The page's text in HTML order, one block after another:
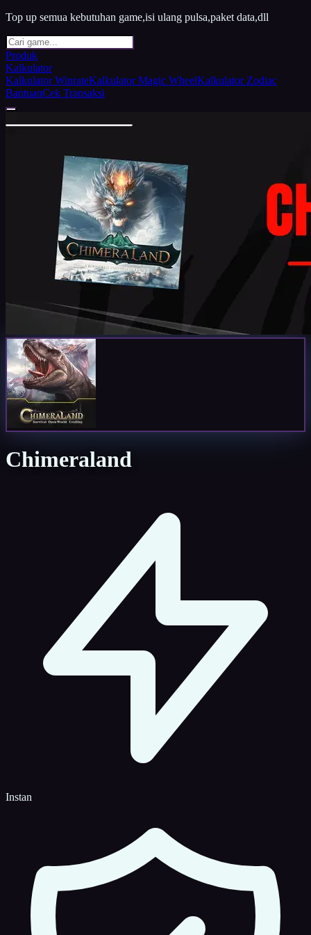
Top up semua kebutuhan game,isi ulang pulsa,paket data,dll
Produk
Kalkulator
Kalkulator WinrateKalkulator Magic WheelKalkulator Zodiac
BantuanCek Transaksi
Chimeraland
Instan